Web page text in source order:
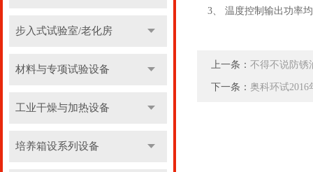
步入式试验室/老化房
材料与专项试验设备
工业干燥与加热设备
培养箱设系列设备
3、 温度控制输出功率
上一条： 不得不说防锈
下一条： 奥科环试2016